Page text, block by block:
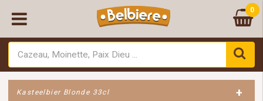
0
Kasteelbier Blonde 33cl +